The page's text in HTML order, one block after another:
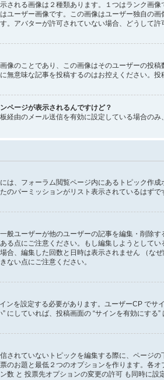
される画像は２種類あります。１つはランク画
ユーザー画像です。この画像はユーザー独自の
。アバターが許可されていない場合、どうして
像のことであり、この画像はそのユーザーの投
無意味な記事を投稿するのはお控えください。
ページが表示されるんですけど？
経由のメール送信を有効に設定している場合の
は、フォーラム閲覧ページ内にあるトピック作
のパーミッションがリスト表示されているはずで
般ユーザーが他のユーザーの記事を編集・削除
る点にご注意ください。もし編集しようとして
合、編集した回数と日時は表示されません （な
ない点にご注意ください。
ンを設定する必要があります。ユーザーCP で
” にしていれば、投稿画面の “サインを有効にす
されていないトピックを編集する際に、ページ
のお題と最低２つのオプションを作ります。各
数 と 投票先オプションの変更の許可 も同時に設